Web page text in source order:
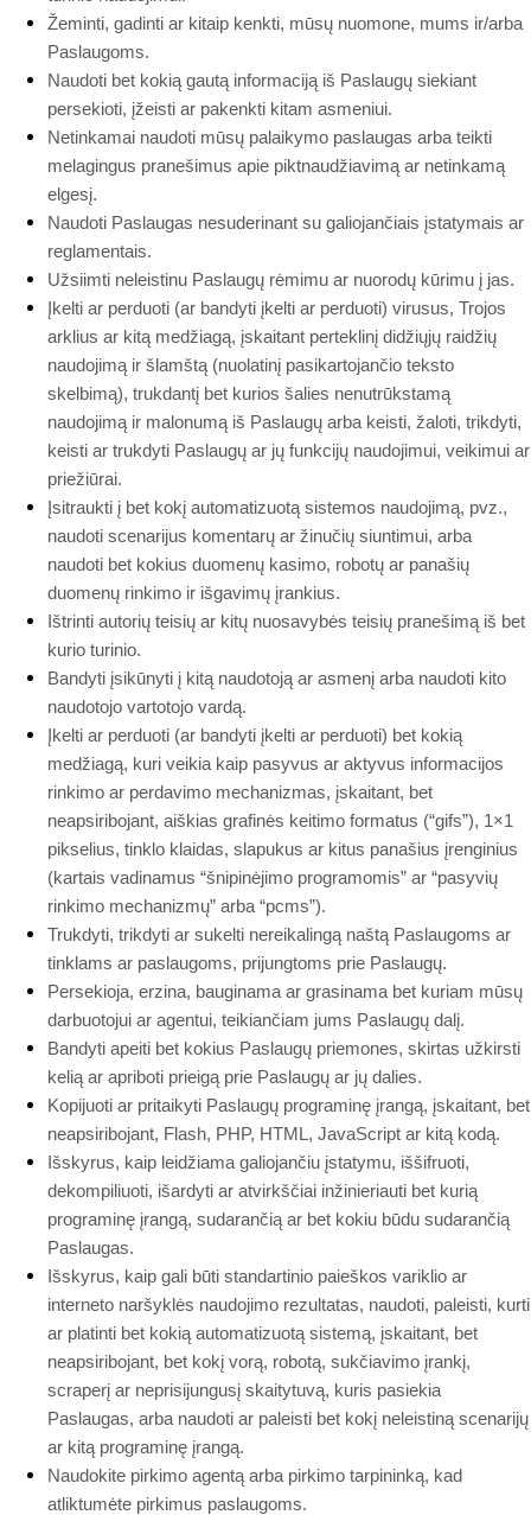
Žeminti, gadinti ar kitaip kenkti, mūsų nuomone, mums ir/arba
Paslaugoms.
Naudoti bet kokią gautą informaciją iš Paslaugų siekiant
persekioti, įžeisti ar pakenkti kitam asmeniui.
Netinkamai naudoti mūsų palaikymo paslaugas arba teikti
melagingus pranešimus apie piktnaudžiavimą ar netinkamą
elgesį.
Naudoti Paslaugas nesuderinant su galiojančiais įstatymais ar
reglamentais.
Užsiimti neleistinu Paslaugų rėmimu ar nuorodų kūrimu į jas.
Įkelti ar perduoti (ar bandyti įkelti ar perduoti) virusus, Trojos
arklius ar kitą medžiagą, įskaitant perteklinį didžiųjų raidžių
naudojimą ir šlamštą (nuolatinį pasikartojančio teksto
skelbimą), trukdantį bet kurios šalies nenutrūkstamą
naudojimą ir malonumą iš Paslaugų arba keisti, žaloti, trikdyti,
keisti ar trukdyti Paslaugų ar jų funkcijų naudojimui, veikimui ar
priežiūrai.
Įsitraukti į bet kokį automatizuotą sistemos naudojimą, pvz.,
naudoti scenarijus komentarų ar žinučių siuntimui, arba
naudoti bet kokius duomenų kasimo, robotų ar panašių
duomenų rinkimo ir išgavimų įrankius.
Ištrinti autorių teisių ar kitų nuosavybės teisių pranešimą iš bet
kurio turinio.
Bandyti įsikūnyti į kitą naudotoją ar asmenį arba naudoti kito
naudotojo vartotojo vardą.
Įkelti ar perduoti (ar bandyti įkelti ar perduoti) bet kokią
medžiagą, kuri veikia kaip pasyvus ar aktyvus informacijos
rinkimo ar perdavimo mechanizmas, įskaitant, bet
neapsiribojant, aiškias grafinės keitimo formatus (“gifs”), 1×1
pikselius, tinklo klaidas, slapukus ar kitus panašius įrenginius
(kartais vadinamus “šnipinėjimo programomis” ar “pasyvių
rinkimo mechanizmų” arba “pcms”).
Trukdyti, trikdyti ar sukelti nereikalingą naštą Paslaugoms ar
tinklams ar paslaugoms, prijungtoms prie Paslaugų.
Persekioja, erzina, bauginama ar grasinama bet kuriam mūsų
darbuotojui ar agentui, teikiančiam jums Paslaugų dalį.
Bandyti apeiti bet kokius Paslaugų priemones, skirtas užkirsti
kelią ar apriboti prieigą prie Paslaugų ar jų dalies.
Kopijuoti ar pritaikyti Paslaugų programinę įrangą, įskaitant, bet
neapsiribojant, Flash, PHP, HTML, JavaScript ar kitą kodą.
Išskyrus, kaip leidžiama galiojančiu įstatymu, iššifruoti,
dekompiliuoti, išardyti ar atvirkščiai inžinieriauti bet kurią
programinę įrangą, sudarančią ar bet kokiu būdu sudarančią
Paslaugas.
Išskyrus, kaip gali būti standartinio paieškos variklio ar
interneto naršyklės naudojimo rezultatas, naudoti, paleisti, kurti
ar platinti bet kokią automatizuotą sistemą, įskaitant, bet
neapsiribojant, bet kokį vorą, robotą, sukčiavimo įrankį,
scraperį ar neprisijungusį skaitytuvą, kuris pasiekia
Paslaugas, arba naudoti ar paleisti bet kokį neleistiną scenarijų
ar kitą programinę įrangą.
Naudokite pirkimo agentą arba pirkimo tarpininką, kad
atliktumėte pirkimus paslaugoms.